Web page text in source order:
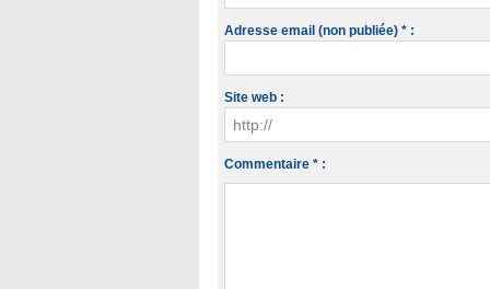
Adresse email (non publiée) * :
Site web :
Commentaire * :